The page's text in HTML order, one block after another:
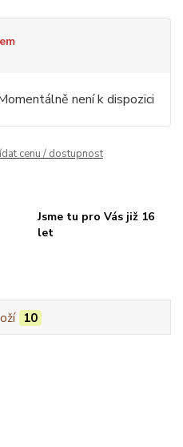
není k dispozici
cenu / dostupnost
Jsme tu pro Vás již 16
let
10